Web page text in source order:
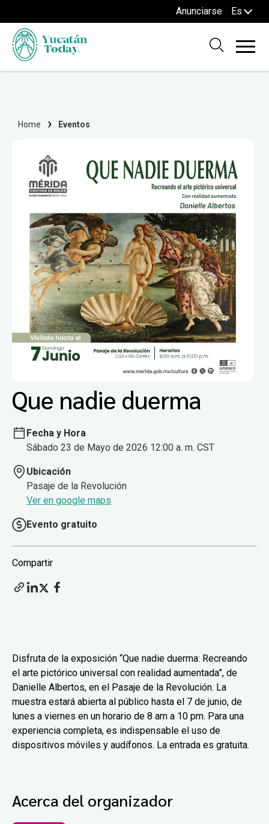
Anunciarse Es
Home Eventos
Que nadie duerma
Fecha y Hora
Sábado 23 de Mayo de 2026 12:00 a. m. CST
Ubicación
Pasaje de la Revolución
Ver en google maps
Evento gratuito
Compartir
Disfruta de la exposición “Que nadie duerma: Recreando
el arte pictórico universal con realidad aumentada”, de
Danielle Albertos, en el Pasaje de la Revolución. La
muestra estará abierta al público hasta el 7 de junio, de
lunes a viernes en un horario de 8 am a 10 pm. Para una
experiencia completa, es indispensable el uso de
dispositivos móviles y audífonos. La entrada es gratuita.
Acerca del organizador